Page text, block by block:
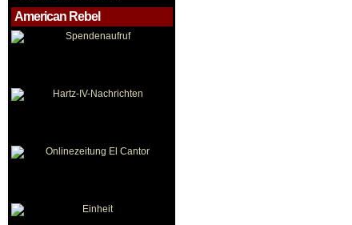
American Rebel